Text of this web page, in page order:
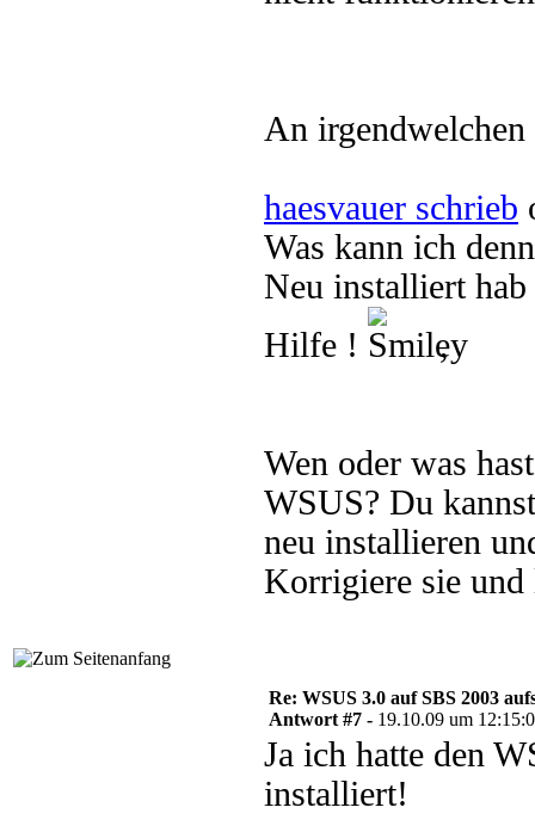
An
haesvauer schrieb
Was kann ich
Neu installiert
Hilfe !
,
Wen oder was
WSUS? Du
neu installieren
Korrigiere sie und
Re: WSUS 3.0 auf SBS 2003
Antwort #7 - 19.10.09 um
Ja ich hatte den
installiert!